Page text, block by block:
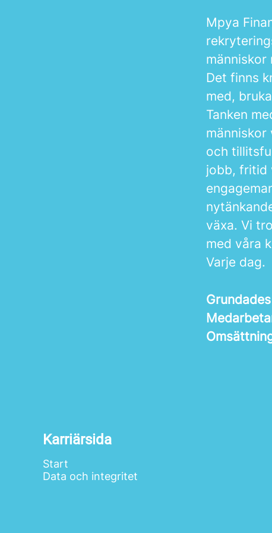
Mpya
människor
Det finns
med,
Tanken
och
jobb, fritid
växa. Vi
med våra
Varje dag.
Grundades
Karriärsida
Start
Data och integritet